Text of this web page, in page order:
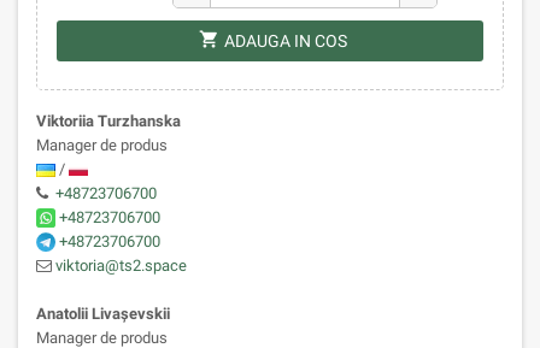
shopping_cart ADAUGA IN COS
Viktoriia Turzhanska
Manager de produs
/
+48723706700
+48723706700
+48723706700
viktoria@ts2.space
Anatolii Livaşevskii
Manager de produs